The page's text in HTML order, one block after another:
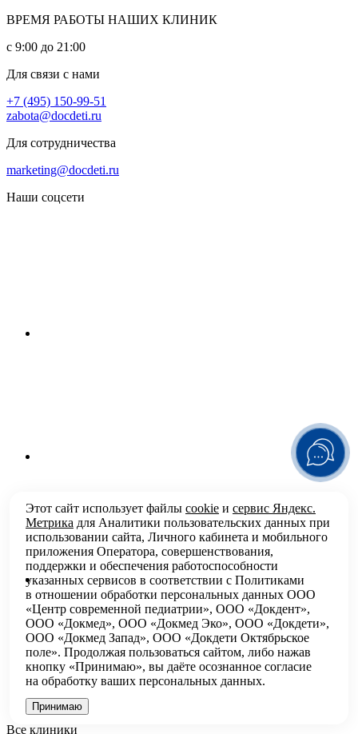
ВРЕМЯ РАБОТЫ НАШИХ КЛИНИК
с 9:00 до 21:00
Для связи с нами
+7 (495) 150-99-51
zabota@docdeti.ru
Для сотрудничества
marketing@docdeti.ru
Наши соцсети
Все клиники
Этот сайт использует файлы cookie и сервис Яндекс.
Метрика для Аналитики пользовательских данных при
использовании сайта, Личного кабинета и мобильного
приложения Оператора, совершенствования,
поддержки и обеспечения работоспособности
указанных сервисов в соответствии с Политиками
в отношении обработки персональных данных ООО
«Центр современной педиатрии», ООО «Докдент»,
ООО «Докмед», ООО «Докмед Эко», ООО «Докдети»,
ООО «Докмед Запад», ООО «Докдети Октябрьское
поле». Продолжая пользоваться сайтом, либо нажав
кнопку «Принимаю», вы даёте осознанное согласие
на обработку ваших персональных данных.
Принимаю